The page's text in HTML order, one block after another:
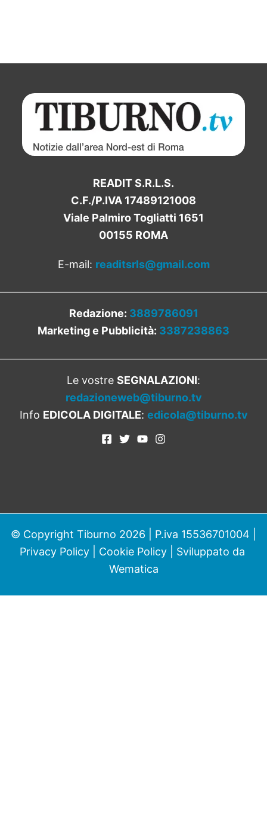
READIT S.R.L.S.
C.F./P.IVA 17489121008
Viale Palmiro Togliatti 1651
00155 ROMA
E-mail: readitsrls@gmail.com
Redazione: 3889786091
Marketing e Pubblicità: 3387238863
Le vostre SEGNALAZIONI:
redazioneweb@tiburno.tv
Info EDICOLA DIGITALE: edicola@tiburno.tv
© Copyright Tiburno 2026 | P.iva 15536701004 |
Privacy Policy| Cookie Policy| Sviluppato da
Wematica